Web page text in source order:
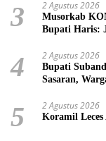
3 2 Agustus 2026
Musorkab
Bupati Haris:
4 2 Agustus 2026
Bupati
Sasaran,
5 2 Agustus 2026
Koramil